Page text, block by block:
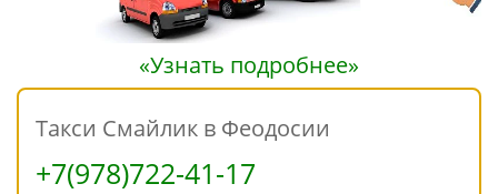
«Узнать подробнее»
Такси Смайлик в Феодосии
+7(978)722-41-17